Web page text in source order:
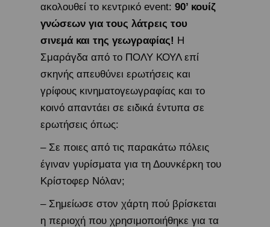
ακολουθεί το κεντρικό event: 90’ κουίζ
γνώσεων για τους λάτρεις του
σινεμά και της γεωγραφίας! Η
Σμαράγδα από το ΠΟΛΥ ΚΟΥΛ επί
σκηνής απευθύνει ερωτήσεις και
γρίφους κινηματογεωγραφίας και το
κοινό απαντάει σε ειδικά έντυπα σε
ερωτήσεις όπως:
– Σε ποιες από τις παρακάτω πόλεις
έγιναν γυρίσματα για τη Δουνκέρκη του
Κρίστοφερ Νόλαν;
– Σημείωσε στον χάρτη πού βρίσκεται
η περιοχή που χρησιμοποιήθηκε για τα